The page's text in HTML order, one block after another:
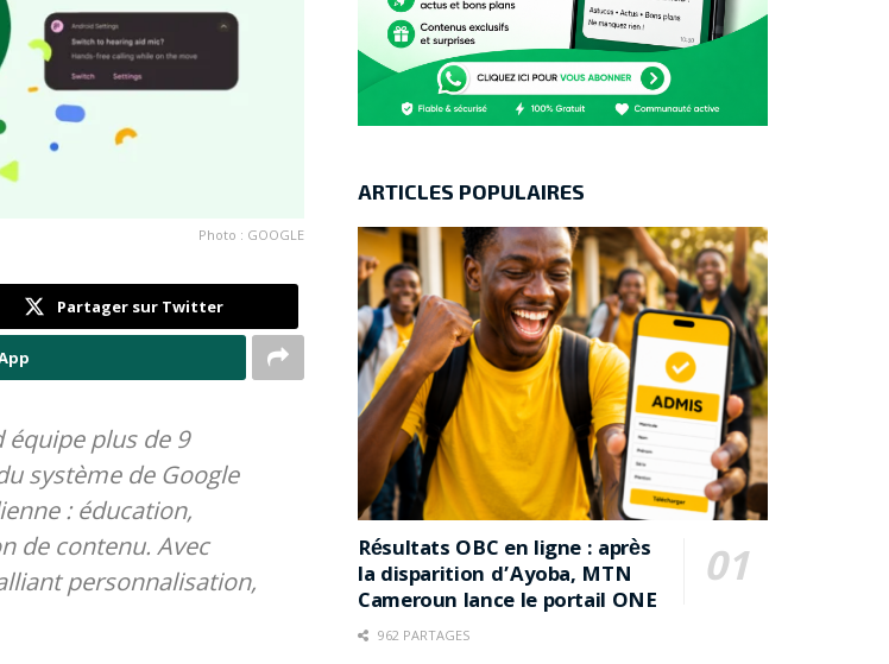
Photo : GOOGLE
Partager sur Twitter
plus de 9
système de Google
: éducation,
de contenu. Avec
personnalisation,
ARTICLES POPULAIRES
Résultats OBC en ligne : après
la disparition d’Ayoba, MTN
Cameroun lance le portail ONE
962 PARTAGES